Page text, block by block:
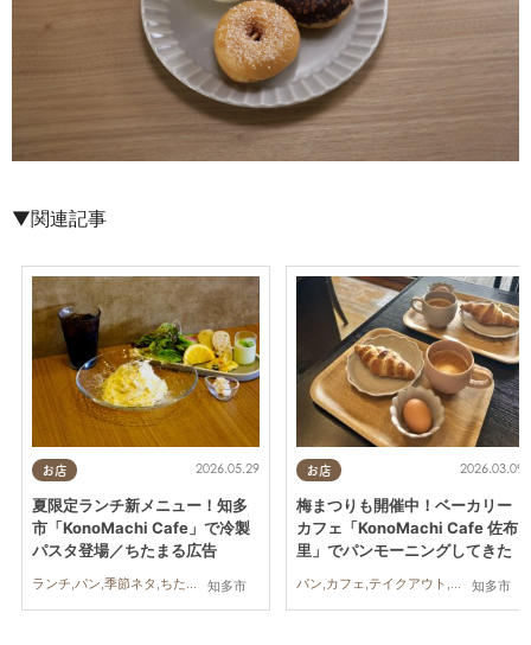
▼関連記事
お店
知多市
2026.05.29
夏限定ランチ新メニュー！知多
市「KonoMachi Cafe」で冷製
パスタ登場／ちたまる広告
お店
知多市
2026.03.09
梅まつりも開催中！ベーカリー
カフェ「KonoMachi Cafe 佐布
里」でパンモーニングしてきた